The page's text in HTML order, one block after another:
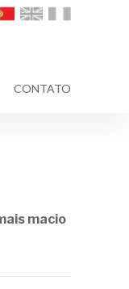
CONTATO
macio